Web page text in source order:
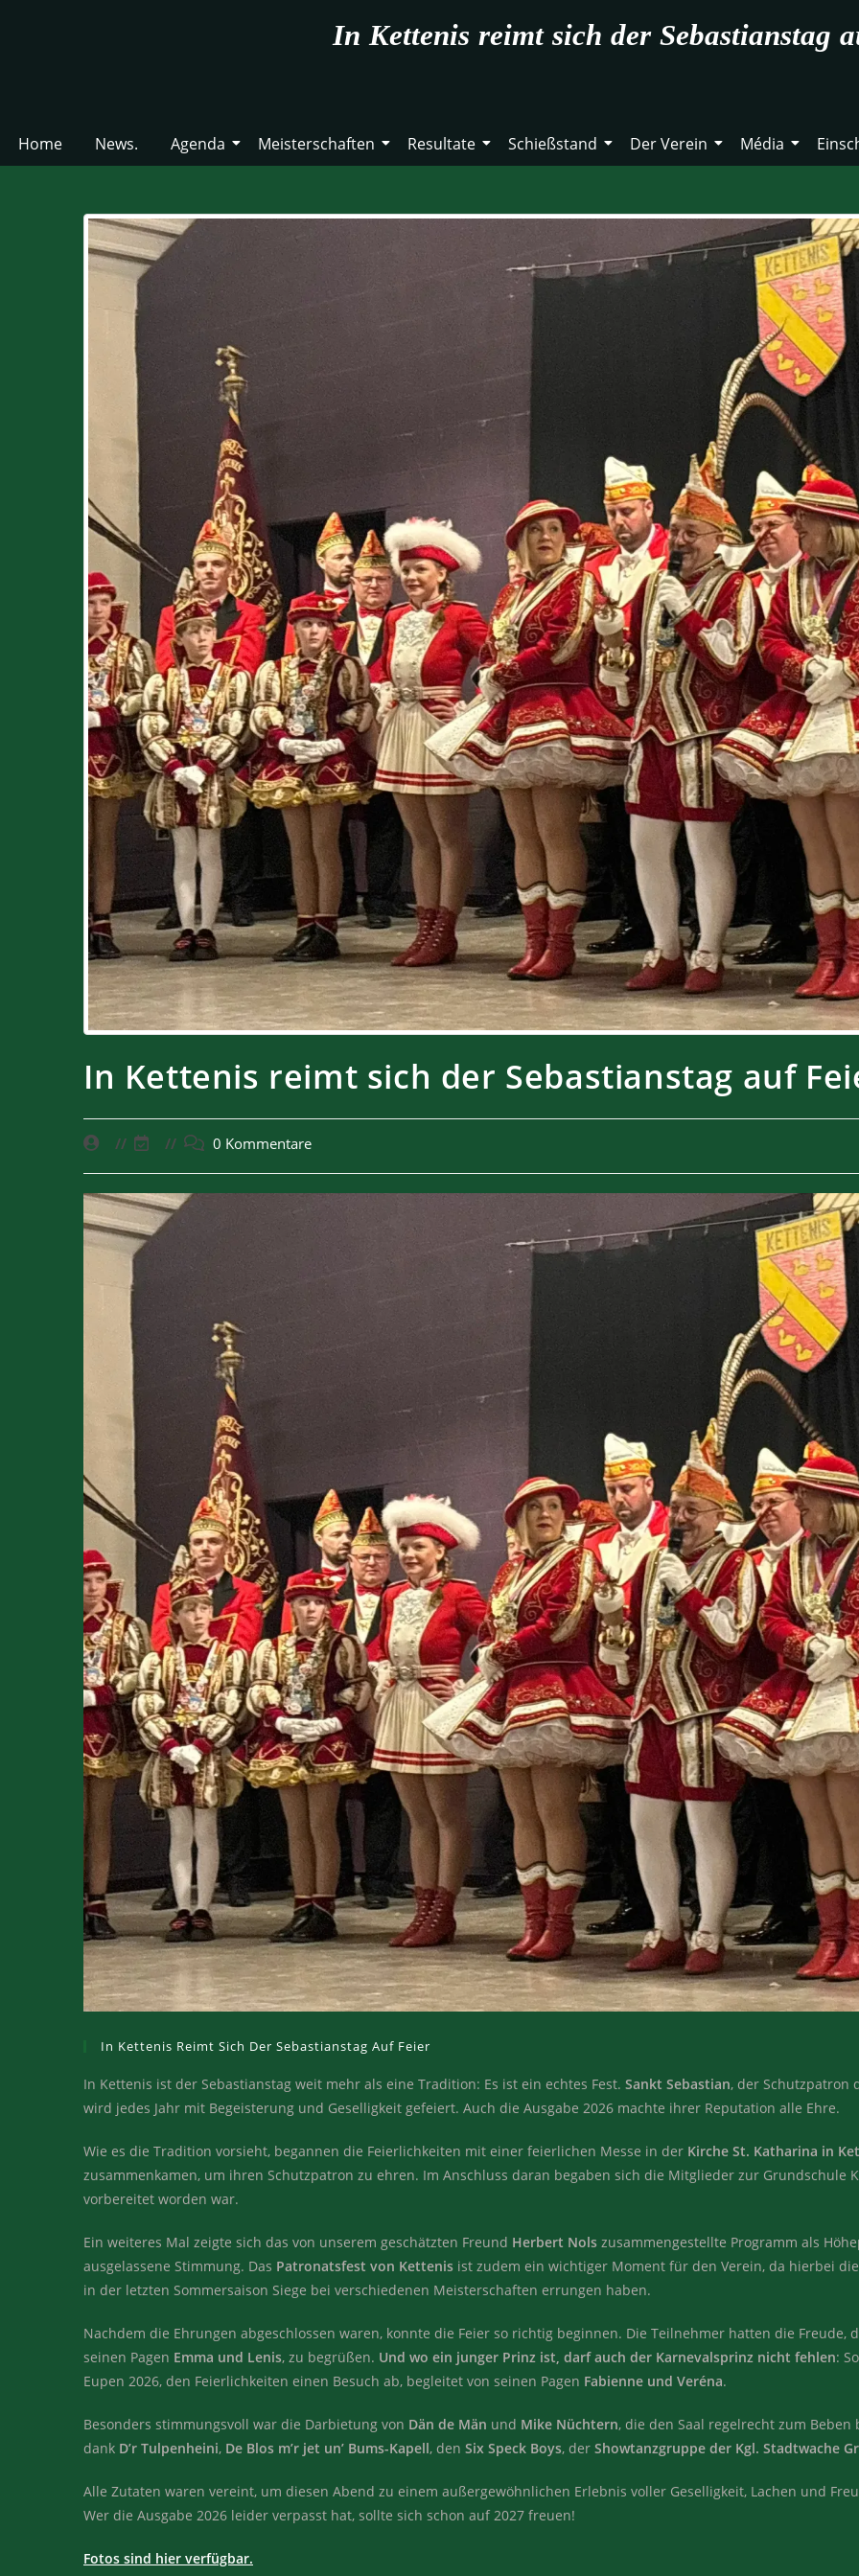
In Kettenis reimt sich der Sebastianstag
Home News. Agenda Meisterschaften Resultate Schießstand Der Verein Média
In Kettenis reimt sich der Sebastianstag auf
0 Kommentare
In Kettenis Reimt Sich Der Sebastianstag Auf Feier
In Kettenis ist der Sebastianstag weit mehr als eine Tradition: Es ist ein echtes Fest. Sankt Sebastian, der Schutzpatron
wird jedes Jahr mit Begeisterung und Geselligkeit gefeiert. Auch die Ausgabe 2026 machte ihrer Reputation alle Ehre.
Wie es die Tradition vorsieht, begannen die Feierlichkeiten mit einer feierlichen Messe in der Kirche St. Katharina in
zusammenkamen, um ihren Schutzpatron zu ehren. Im Anschluss daran begaben sich die Mitglieder zur Grundschule
vorbereitet worden war.
Ein weiteres Mal zeigte sich das von unserem geschätzten Freund Herbert Nols zusammengestellte Programm als
ausgelassene Stimmung. Das Patronatsfest von Kettenis ist zudem ein wichtiger Moment für den Verein, da hierbei
in der letzten Sommersaison Siege bei verschiedenen Meisterschaften errungen haben.
Nachdem die Ehrungen abgeschlossen waren, konnte die Feier so richtig beginnen. Die Teilnehmer hatten die Freude,
seinen Pagen Emma und Lenis, zu begrüßen. Und wo ein junger Prinz ist, darf auch der Karnevalsprinz nicht fehlen:
Eupen 2026, den Feierlichkeiten einen Besuch ab, begleitet von seinen Pagen Fabienne und Veréna.
Besonders stimmungsvoll war die Darbietung von Dän de Män und Mike Nüchtern, die den Saal regelrecht zum
dank D’r Tulpenheini, De Blos m’r jet un’ Bums-Kapell, den Six Speck Boys, der Showtanzgruppe der Kgl. Stadtwache
Alle Zutaten waren vereint, um diesen Abend zu einem außergewöhnlichen Erlebnis voller Geselligkeit, Lachen und
Wer die Ausgabe 2026 leider verpasst hat, sollte sich schon auf 2027 freuen!
Fotos sind hier verfügbar.